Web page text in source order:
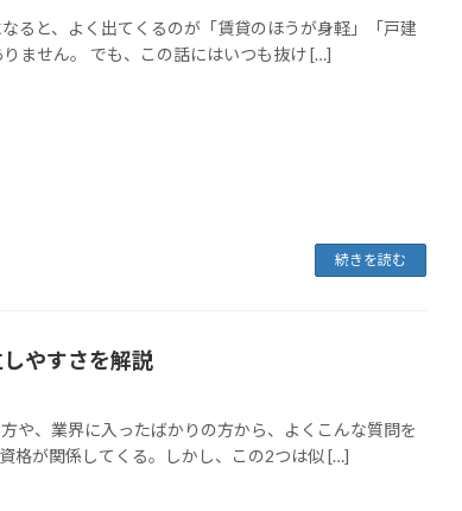
ると、よく出てくるのが「賃貸のほうが身軽」「戸建
ません。 でも、この話にはいつも抜け […]
続きを読む
やすさを解説
や、業界に入ったばかりの方から、よくこんな質問を
格が関係してくる。しかし、この2つは似 […]